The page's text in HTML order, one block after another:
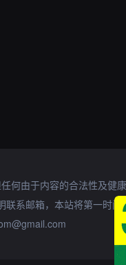
何由于内容的合法性及健
联系邮箱，本站将第一时间